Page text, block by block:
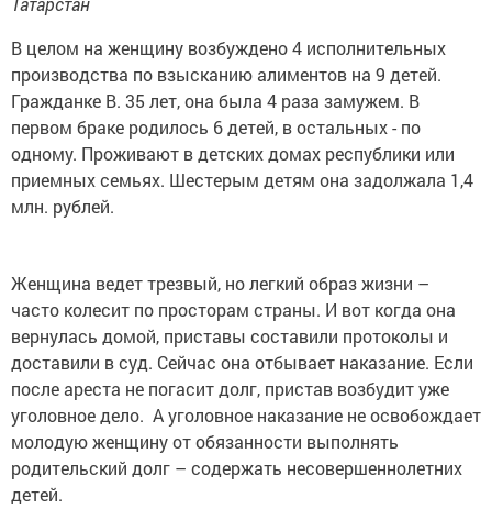
производства по взысканию алиментов на 9 детей.
Гражданке В. 35 лет, она была 4 раза замужем. В
первом браке родилось 6 детей, в остальных - по
одному. Проживают в детских домах республики или
приемных семьях. Шестерым детям она задолжала 1,4
млн. рублей.
часто колесит по просторам страны. И вот когда она
вернулась домой, приставы составили протоколы и
доставили в суд. Сейчас она отбывает наказание. Если
после ареста не погасит долг, пристав возбудит уже
уголовное дело. А уголовное наказание не освобождает
молодую женщину от обязанности выполнять
родительский долг – содержать несовершеннолетних
детей.